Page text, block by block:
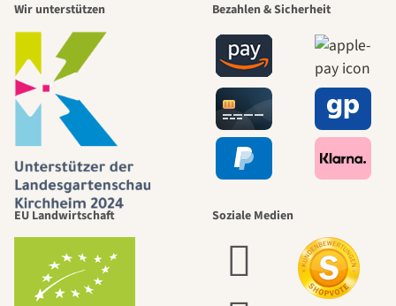
Wir unterstützen Bezahlen & Sicherheit
EU Landwirtschaft Soziale Medien